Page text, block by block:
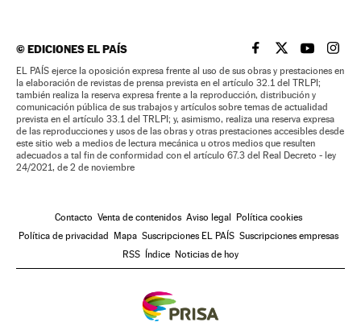
©EDICIONES EL PAÍS EL PAÍS BRASIL EN
EL PAÍSEL PAÍS
EL
EL PAÍS ejerce la oposición expresa frente al uso de sus obras y prestaciones en
la elaboración de revistas de prensa prevista en el artículo 32.1 del TRLPI;
también realiza la reserva expresa frente a la reproducción, distribución y
comunicación pública de sus trabajos y artículos sobre temas de actualidad
prevista en el artículo 33.1 del TRLPI; y, asimismo, realiza una reserva expresa
de las reproducciones y usos de las obras y otras prestaciones accesibles desde
este sitio web a medios de lectura mecánica u otros medios que resulten
adecuados a tal fin de conformidad con el artículo 67.3 del Real Decreto - ley
24/2021, de 2 de noviembre
Contacto Venta de contenidos Aviso legal
Política cookies
Política de privacidad
Mapa Suscripciones EL PAÍS Suscripciones empresas
RSS
Índice Noticias de hoy